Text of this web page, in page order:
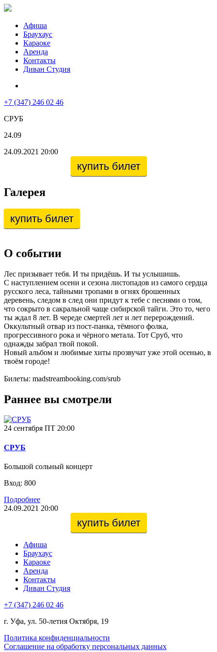
Афиша
Браухаус
Караоке
Аренда
Контакты
Диван Студия
+7 (347) 246 02 46
СРУБ
24.09
24.09.2021 20:00
купить билет
Галерея
купить билет
О событии
Лес призывает тебя. И ты придёшь. И ты услышишь.
С наступлением осени и сезона листопадов из самого сердца
русского леса, тайными тропами в огнях брошенных
деревень, следом в след они придут к тебе с песнями о том,
что сокрыто в сакральной чаще сибирской тайги. Это то, чего
ты ждал 8 лет. В череде смертей лет и лет перерождений.
Оккультный отвар из пост-панка, тёмного фолка,
прогрессивного рока и чёрного метала. Тот Сруб, что
однажды забрал твой покой.
Новый альбом и любимые хиты прозвучат уже этой осенью, в
твоём городе!
Билеты: madstreambooking.com/srub
Раннее вы смотрели
24 сентября ПТ 20:00
СРУБ
Большой сольный концерт
Вход: 800
Подробнее
24.09.2021 20:00
купить билет
Афиша
Браухаус
Караоке
Аренда
Контакты
Диван Студия
+7 (347) 246 02 46
г. Уфа, ул. 50-летия Октября, 19
Политика конфиденциальности
Соглашение на обработку персональных данных